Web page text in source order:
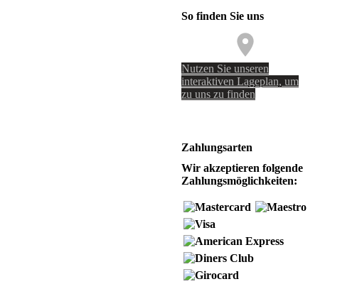
So finden Sie uns
Nutzen Sie unseren
interaktiven La­ge­plan, um
zu uns zu finden
Zahlungsarten
Wir akzeptieren folgende
Zahlungsmöglichkeiten: